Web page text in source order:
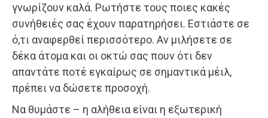
γνωρίζουν καλά. Ρωτήστε τους ποιες κακές
συνήθειές σας έχουν παρατηρήσει. Εστιάστε σε
ό,τι αναφερθεί περισσότερο. Αν μιλήσετε σε
δέκα άτομα και οι οκτώ σας πουν ότι δεν
απαντάτε ποτέ εγκαίρως σε σημαντικά μέιλ,
πρέπει να δώσετε προσοχή.
Να θυμάστε – η αλήθεια είναι η εξωτερική